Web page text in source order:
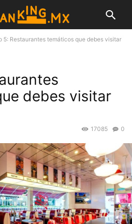
5: Restaurantes temáticos que debes visitar
debes visitar
0
17085